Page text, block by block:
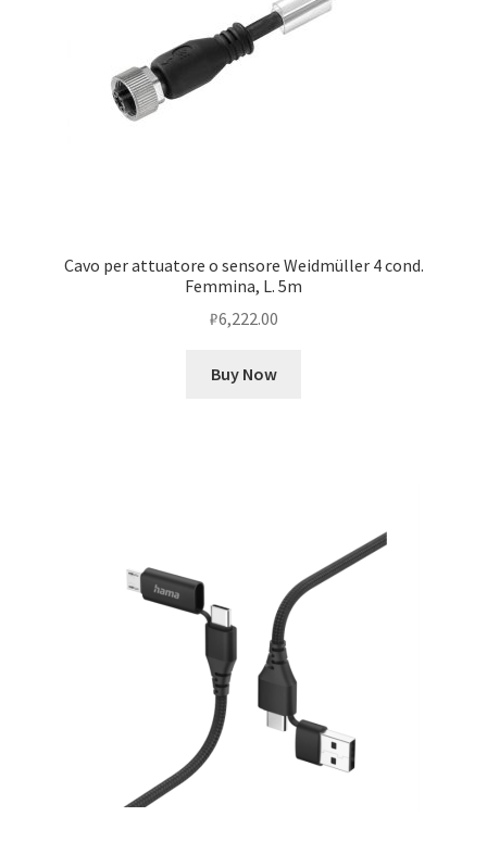
Cavo per attuatore o sensore Weidmüller 4 cond.
Femmina, L. 5m
₽6,222.00
Buy Now